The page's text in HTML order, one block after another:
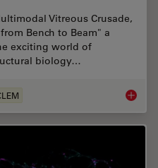
Vitreous Crusade,
Bench to Beam" a
exciting world of
biology…
From